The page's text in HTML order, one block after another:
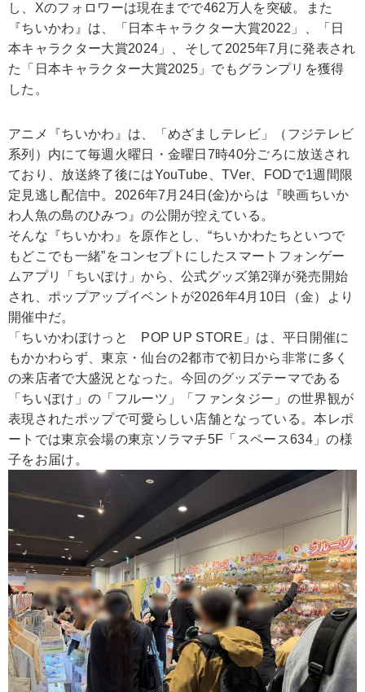
し、Xのフォロワーは現在までで462万人を突破。また
『ちいかわ』は、「日本キャラクター大賞2022」、「日
本キャラクター大賞2024」、そして2025年7月に発表され
た「日本キャラクター大賞2025」でもグランプリを獲得
した。
アニメ『ちいかわ』は、「めざましテレビ」（フジテレビ
系列）内にて毎週火曜日・金曜日7時40分ごろに放送され
ており、放送終了後にはYouTube、TVer、FODで1週間限
定見逃し配信中。2026年7月24日(金)からは『映画ちいか
わ人魚の島のひみつ』の公開が控えている。
そんな『ちいかわ』を原作とし、“ちいかわたちといつで
もどこでも一緒”をコンセプトにしたスマートフォンゲー
ムアプリ「ちいぽけ」から、公式グッズ第2弾が発売開始
され、ポップアップイベントが2026年4月10日（金）より
開催中だ。
「ちいかわぽけっと POP UP STORE」は、平日開催に
もかかわらず、東京・仙台の2都市で初日から非常に多く
の来店者で大盛況となった。今回のグッズテーマである
「ちいぽけ」の「フルーツ」「ファンタジー」の世界観が
表現されたポップで可愛らしい店舗となっている。本レポ
ートでは東京会場の東京ソラマチ5F「スペース634」の様
子をお届け。